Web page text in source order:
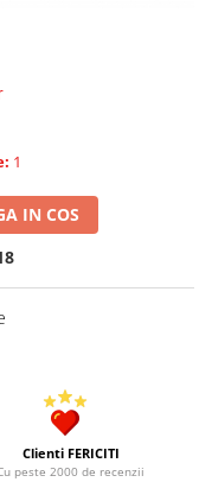
1
IN COS
Clienti FERICITI
peste 2000 de recenzii